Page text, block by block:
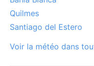
découverte de cette
Quilmes
Santiago del Estero
Voir la météo dans